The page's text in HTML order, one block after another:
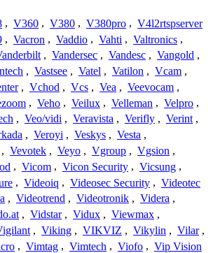
, V360 , V380 , V380pro , V4l2rtspserver
, Vacron , Vaddio , Vahti , Valtronics ,
, Vandersec , Vandesc , Vangold ,
, Vastsee , Vatel , Vatilon , Vcam ,
, Vchod , Vcs , Vea , Veevocam ,
, Veho , Veilux , Velleman , Velpro ,
, Veo/vidi , Veravista , Verifly , Verint ,
, Veroyi , Veskys , Vesta ,
, Vevotek , Veyo , Vgroup , Vgsion ,
, Vicom , Vicon Security , Vicsung ,
, Videoiq , Videosec Security , Videotec
, Videotrend , Videotronik , Videra ,
, Vidstar , Vidux , Viewmax ,
, Viking , VIKVIZ , Vikylin , Vilar ,
, Vimtag , Vimtech , Viofo , Vip Vision